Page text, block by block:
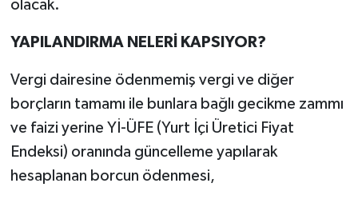
olacak.
YAPILANDIRMA NELERİ KAPSIYOR?
Vergi dairesine ödenmemiş vergi ve diğer
borçların tamamı ile bunlara bağlı gecikme zammı
ve faizi yerine Yİ-ÜFE (Yurt İçi Üretici Fiyat
Endeksi) oranında güncelleme yapılarak
hesaplanan borcun ödenmesi,